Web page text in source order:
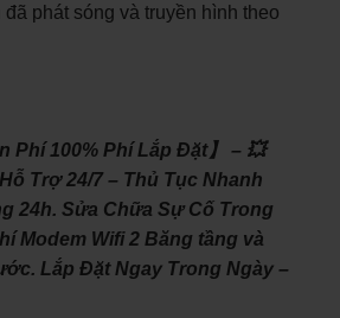
phát sóng và truyền hình theo
Phí 100% Phí Lắp Đặt】 – 💥
Trợ 24/7 – Thủ Tục Nhanh
24h. Sửa Chữa Sự Cố Trong
Modem Wifi 2 Băng tầng và
Lắp Đặt Ngay Trong Ngày –